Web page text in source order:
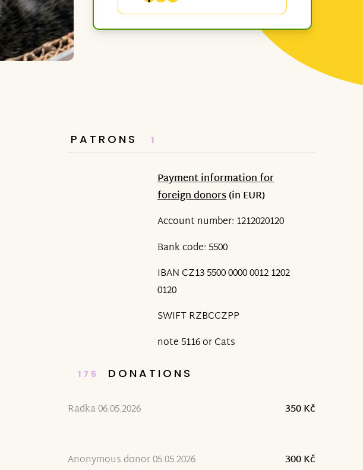
PATRONS 1
Payment information for
foreign donors(in EUR)
Account number: 1212020120
Bank code: 5500
IBAN CZ13 5500 0000 0012 1202
0120
SWIFT RZBCCZPP
note 5116 or Cats
175 DONATIONS
Radka 06.05.2026 350 Kč
Anonymous donor 05.05.2026 300 Kč